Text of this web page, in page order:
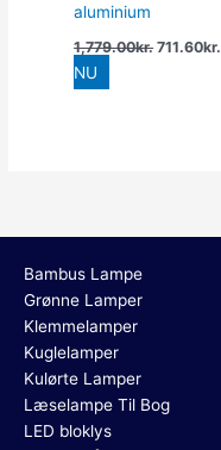
aluminium
1,779.00kr. 711.60kr.
NU
Bambus Lampe
Grønne Lamper
Klemmelamper
Kuglelamper
Kulørte Lamper
Læselampe Til Bog
LED bloklys